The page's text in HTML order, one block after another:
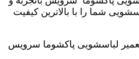
شما را با بالاترین کیفیت
لباسشویی پاکشوما سرویس